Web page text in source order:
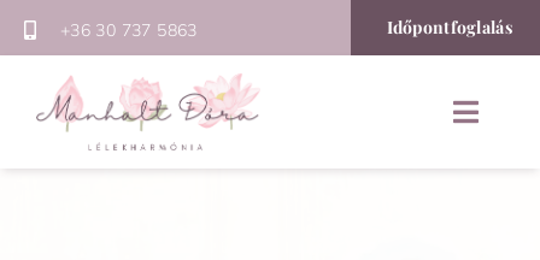
Kihagyás
+36 30 737 5863 Időpontfoglalás
Toggle